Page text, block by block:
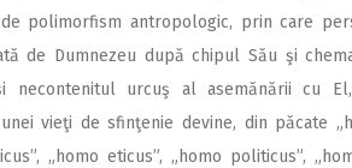
polimorfism antropologic, prin care
de Dumnezeu după chipul Său şi
necontenitul urcuş al asemănării cu
vieţi de sfinţenie devine, din păcate
„homo eticus”, „homo politicus”,